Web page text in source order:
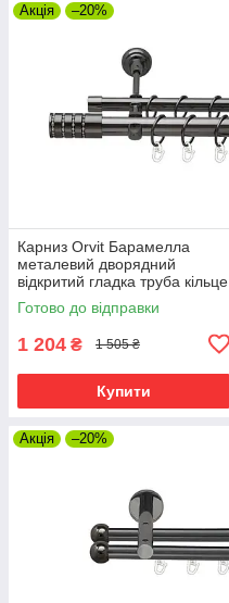
Акція –20%
Карниз Orvit Барамелла
металевий дворядний
відкритий гладка труба кільце
металеве Онікс 25\19 мм 200
см (00-00012176)
Готово до відправки
1 204 ₴ 1 505 ₴
Купити
Акція –20%